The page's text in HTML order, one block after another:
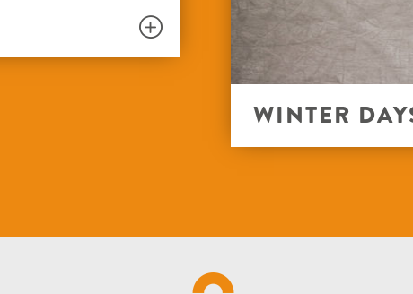
WINTER